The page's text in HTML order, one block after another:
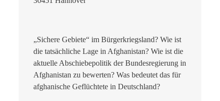
„Sichere Gebiete“ im Bürgerkriegsland? Wie ist
die tatsächliche Lage in Afghanistan? Wie ist die
aktuelle Abschiebepolitik der Bundesregierung in
Afghanistan zu bewerten? Was bedeutet das für
afghanische Geflüchtete in Deutschland?